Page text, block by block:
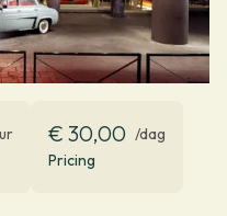
€ 30,00 /dag
Pricing